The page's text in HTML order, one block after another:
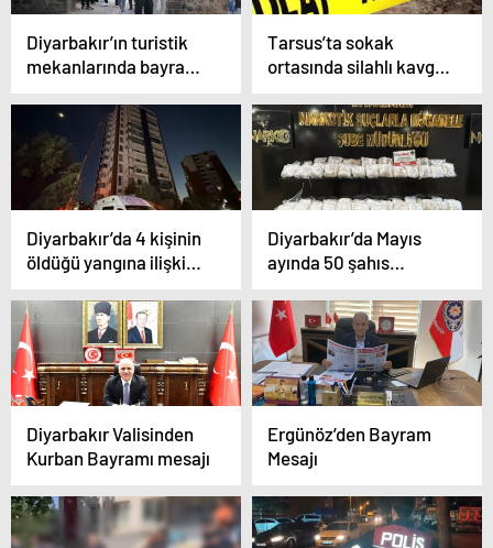
Diyarbakır’ın turistik
mekanlarında bayram
Tarsus’ta sokak
ortasında silahlı kavga:
Diyarbakır’da 4 kişinin
öldüğü yangına ilişkin
kararı
Diyarbakır’da Mayıs
ayında 50 şahıs
tutuklandı
Diyarbakır Valisinden
Kurban Bayramı mesajı
Ergünöz’den Bayram
Mesajı